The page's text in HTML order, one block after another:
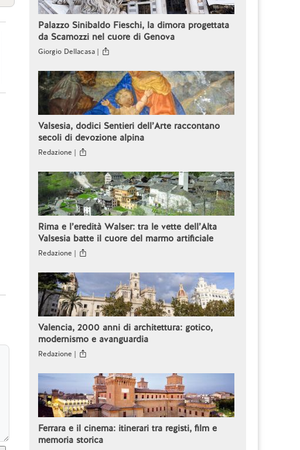
Palazzo Sinibaldo Fieschi, la dimora progettata
da Scamozzi nel cuore di Genova
Giorgio Dellacasa |
Valsesia, dodici Sentieri dell’Arte raccontano
secoli di devozione alpina
Redazione |
Rima e l’eredità Walser: tra le vette dell’Alta
Valsesia batte il cuore del marmo artificiale
Redazione |
Valencia, 2000 anni di architettura: gotico,
modernismo e avanguardia
Redazione |
Ferrara e il cinema: itinerari tra registi, film e
memoria storica